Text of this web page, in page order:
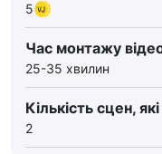
5
Час монтажу
25-35 хвилин
Кількість сцен,
2